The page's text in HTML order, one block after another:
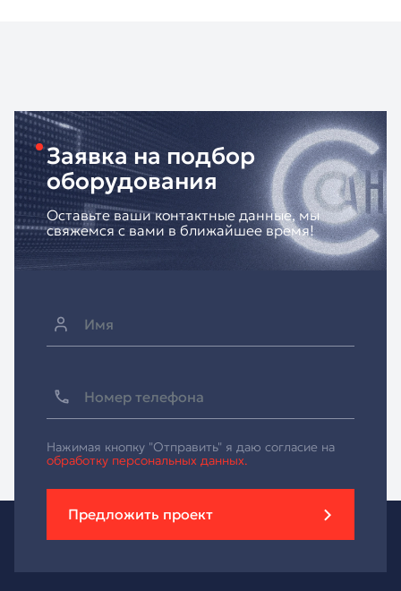
Заявка на подбор
оборудования
Оставьте ваши контактные данные, мы
свяжемся с вами в ближайшее время!
Нажимая кнопку "Отправить" я даю согласие на
обработку персональных данных.
Предложить проект